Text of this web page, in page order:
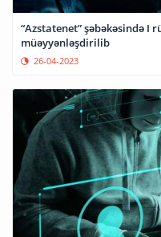
“Azstatenet” şəbəkəsində I
müəyyənləşdirilib
26-04-2023